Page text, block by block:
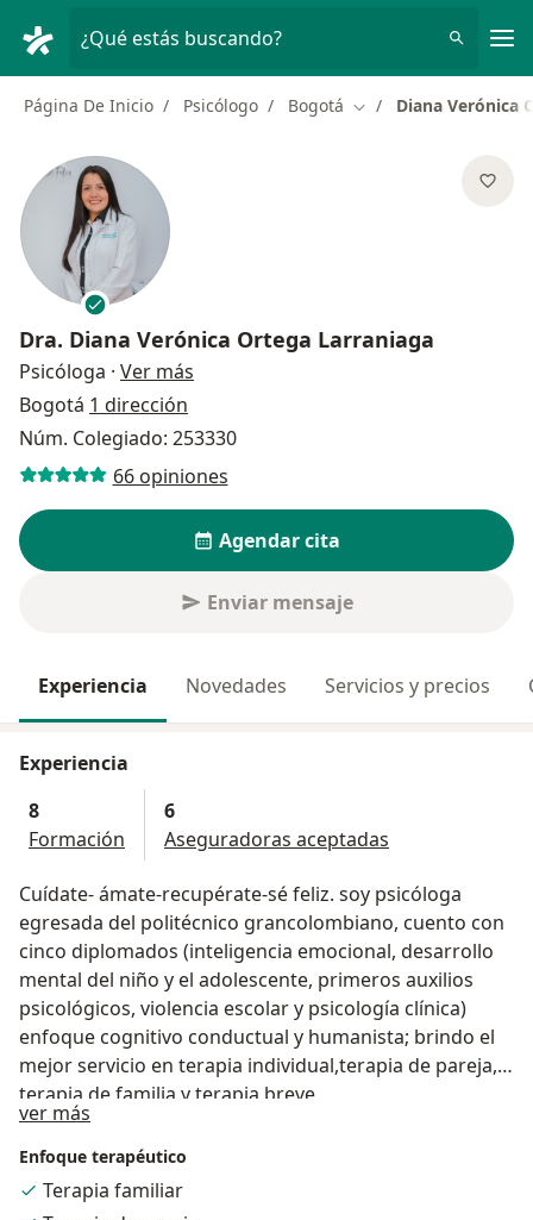
¿Qué estás buscando?
Página De Inicio Psicólogo Bogotá Cambiar de ciudad
Diana Verónica
Dra. Diana Verónica Ortega Larraniaga
Psicóloga · Ver más
Bogotá 1 dirección
Núm. Colegiado: 253330
66 opiniones
Agendar cita
Enviar mensaje
Experiencia Novedades Servicios y precios
Experiencia
8
Formación
6
Aseguradoras aceptadas
Cuídate- ámate-recupérate-sé feliz. soy psicóloga
egresada del politécnico grancolombiano, cuento con
cinco diplomados (inteligencia emocional, desarrollo
mental del niño y el adolescente, primeros auxilios
psicológicos, violencia escolar y psicología clínica)
enfoque cognitivo conductual y humanista; brindo el
mejor servicio en terapia individual,terapia de pareja,
terapia de familia y terapia breve.
ver más
Enfoque terapéutico
Terapia familiar